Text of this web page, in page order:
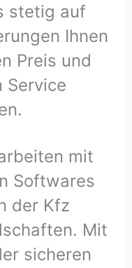
stetig auf
Ihnen
Preis und
Service
mit
Softwares
der Kfz
Mit
sicheren